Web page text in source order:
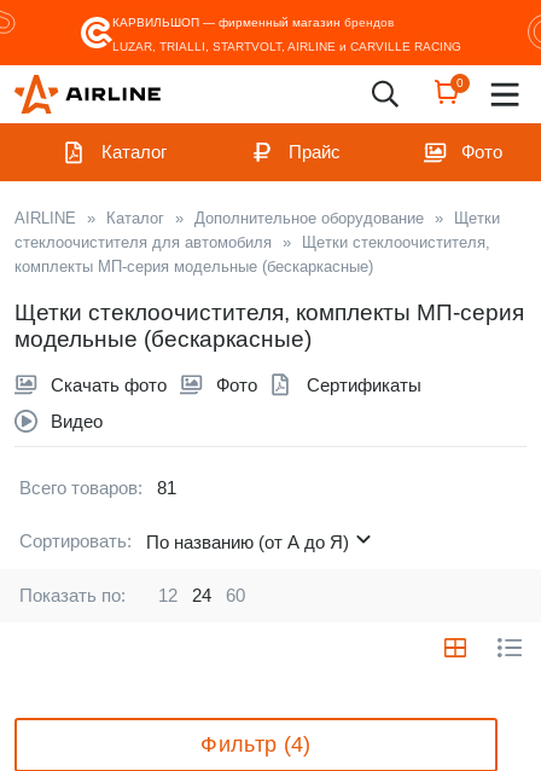
КАРВИЛЬШОП — фирменный магазин брендов
LUZAR, TRIALLI, STARTVOLT, AIRLINE и CARVILLE RACING
0
Каталог Прайс Фото
AIRLINE » Каталог » Дополнительное оборудование »
Щетки
стеклоочистителя для автомобиля
»
Щетки стеклоочистителя,
комплекты МП-серия модельные (бескаркасные)
Щетки стеклоочистителя, комплекты МП-серия
модельные (бескаркасные)
Скачать фото Фото
Сертификаты
Видео
Всего товаров: 81
Сортировать: По названию (от А до Я)
Показать по: 12 24 60
Фильтр (4)